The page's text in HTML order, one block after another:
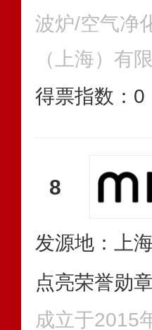
波炉/空气净
（上海）有
得票指数： 0
8
发源地：上
点亮荣誉勋章
成立于2015